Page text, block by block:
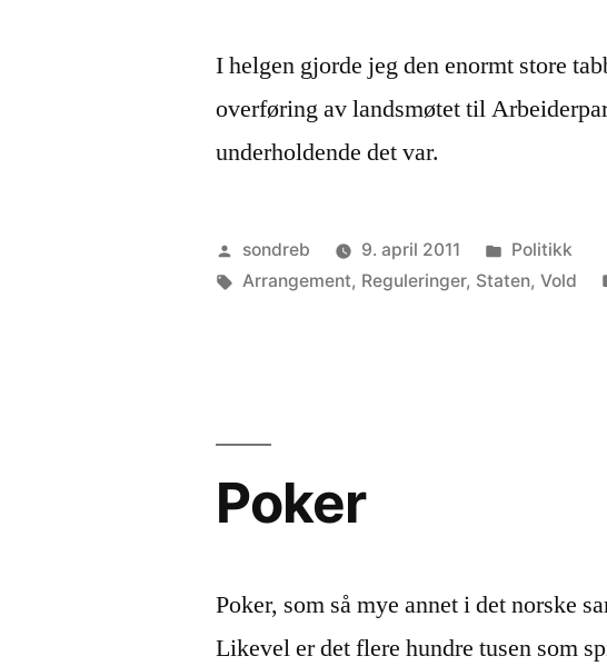
I helgen gjorde jeg den enormt store
overføring av landsmøtet til
underholdende det var.
Publisert
av
sondreb 9. april 2011
Publisert
i
Politikk
Stikkord:
Arrangement, Reguleringer, Staten,Vold
Poker
Poker, som så mye annet i det norske
Likevel er det flere hundre tusen som